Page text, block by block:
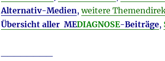
Alternativ-Medien,weitere
Übersicht aller MEDIAGNOSE-Beiträge,